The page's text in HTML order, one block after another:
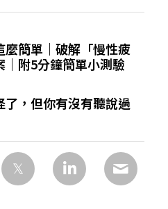
簡單｜破解「慢性疲
附5分鐘簡單小測驗
，但你有沒有聽說過